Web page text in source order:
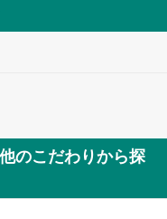
のこだわりから探